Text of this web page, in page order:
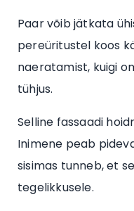
Paar võib jätkata
pereüritustel koos
naeratamist, kuigi
tühjus.
Selline fassaadi
Inimene peab
sisimas tunneb, et
tegelikkusele.